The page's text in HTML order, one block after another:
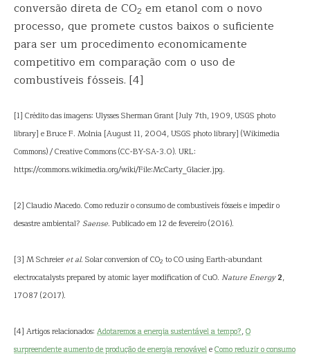
conversão direta de CO2 em etanol com o novo
processo, que promete custos baixos o suficiente
para ser um procedimento economicamente
competitivo em comparação com o uso de
combustíveis fósseis. [4]
[1] Crédito das imagens: Ulysses Sherman Grant [July 7th, 1909, USGS photo
library] e Bruce F. Molnia [August 11, 2004, USGS photo library] (Wikimedia
Commons) / Creative Commons (CC-BY-SA-3.0). URL:
https://commons.wikimedia.org/wiki/File:McCarty_Glacier.jpg.
[2] Claudio Macedo. Como reduzir o consumo de combustíveis fósseis e impedir o
desastre ambiental? Saense. Publicado em 12 de fevereiro (2016).
[3] M Schreieret al. Solar conversion of CO2 to CO using Earth-abundant
electrocatalysts prepared by atomic layer modification of CuO. Nature Energy 2,
17087 (2017).
[4] Artigos relacionados: Adotaremos a energia sustentável a tempo?,O
surpreendente aumento de produção de energia renováveleComo reduzir o consumo